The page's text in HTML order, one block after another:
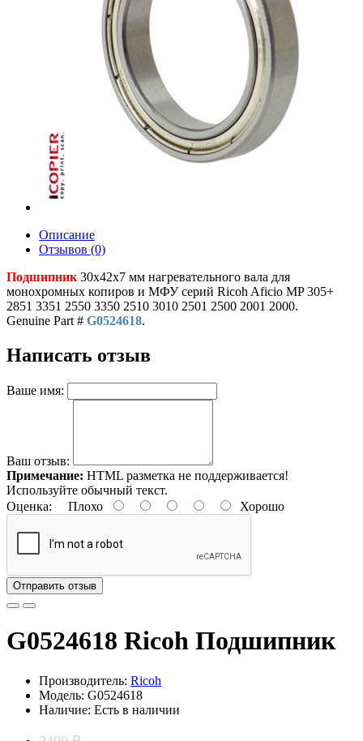
Описание
Отзывов (0)
Подшипник 30x42x7 мм нагревательного вала для
монохромных копиров и МФУ серий Ricoh Aficio MP 305+
2851 3351 2550 3350 2510 3010 2501 2500 2001 2000.
Genuine Part # G0524618.
Написать отзыв
Ваше имя:
Ваш отзыв:
Примечание: HTML разметка не поддерживается!
Используйте обычный текст.
Оценка: Плохо Хорошо
Отправить отзыв
G0524618 Ricoh Подшипник
Производитель: Ricoh
Модель: G0524618
Наличие: Есть в наличии